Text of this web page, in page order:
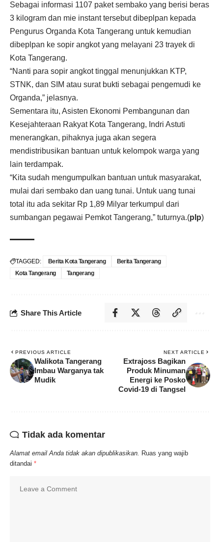
Sebagai informasi 1107 paket sembako yang berisi beras
3 kilogram dan mie instant tersebut dibeplpan kepada
Pengurus Organda Kota Tangerang untuk kemudian
dibeplpan ke sopir angkot yang melayani 23 trayek di
Kota Tangerang.
“Nanti para sopir angkot tinggal menunjukkan KTP,
STNK, dan SIM atau surat bukti sebagai pengemudi ke
Organda,” jelasnya.
Sementara itu, Asisten Ekonomi Pembangunan dan
Kesejahteraan Rakyat Kota Tangerang, Indri Astuti
menerangkan, pihaknya juga akan segera
mendistribusikan bantuan untuk kelompok warga yang
lain terdampak.
“Kita sudah mengumpulkan bantuan untuk masyarakat,
mulai dari sembako dan uang tunai. Untuk uang tunai
total itu ada sekitar Rp 1,89 Milyar terkumpul dari
sumbangan pegawai Pemkot Tangerang,” tuturnya.(plp)
TAGGED: Berita Kota Tangerang
Berita Tangerang
Kota Tangerang
Tangerang
Share This Article
PREVIOUS ARTICLE
Walikota Tangerang
Imbau Warganya tak
Mudik
NEXT ARTICLE
Extrajoss Bagikan
Produk Minuman
Energi ke Posko
Covid-19 di Tangsel
Tidak ada komentar
Alamat email Anda tidak akan dipublikasikan. Ruas yang wajib
ditandai *